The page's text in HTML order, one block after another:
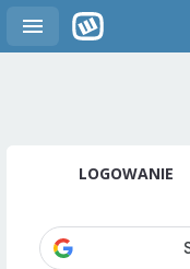
LOGOWANIE